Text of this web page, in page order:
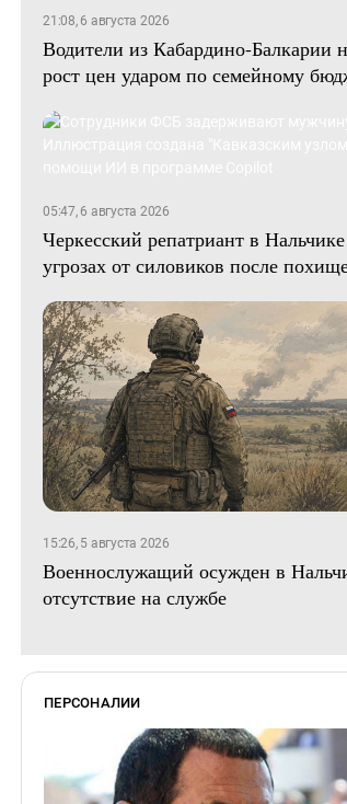
21:08, 6 августа 2026
Водители из Кабардино-Балкарии
рост цен ударом по семейному
05:47, 6 августа 2026
Черкесский репатриант в
угрозах от силовиков после
15:26, 5 августа 2026
Военнослужащий осужден в
отсутствие на службе
ПЕРСОНАЛИИ